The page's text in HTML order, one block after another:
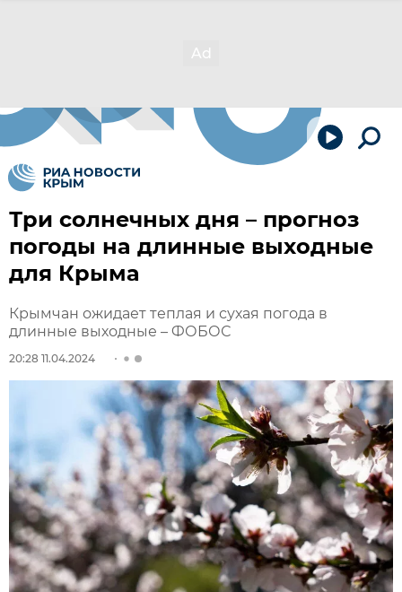
Три солнечных дня – прогноз
погоды на длинные выходные
для Крыма
Крымчан ожидает теплая и сухая погода в
длинные выходные – ФОБОС
20:28 11.04.2024